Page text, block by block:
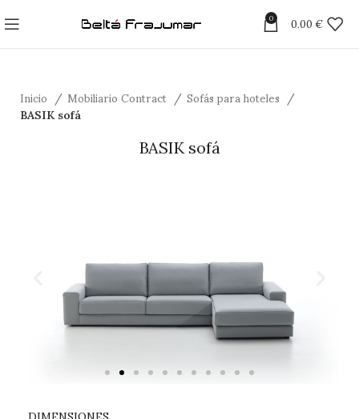
0 0.00 €
Inicio Mobiliario Contract Sofás para hoteles
BASIK sofá
BASIK sofá